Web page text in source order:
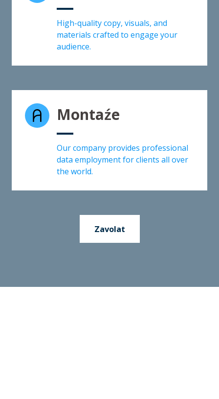
High-quality copy, visuals, and
materials crafted to engage your
audience.
Montaźe
Our company provides professional
data employment for clients all over
the world.
Zavolat